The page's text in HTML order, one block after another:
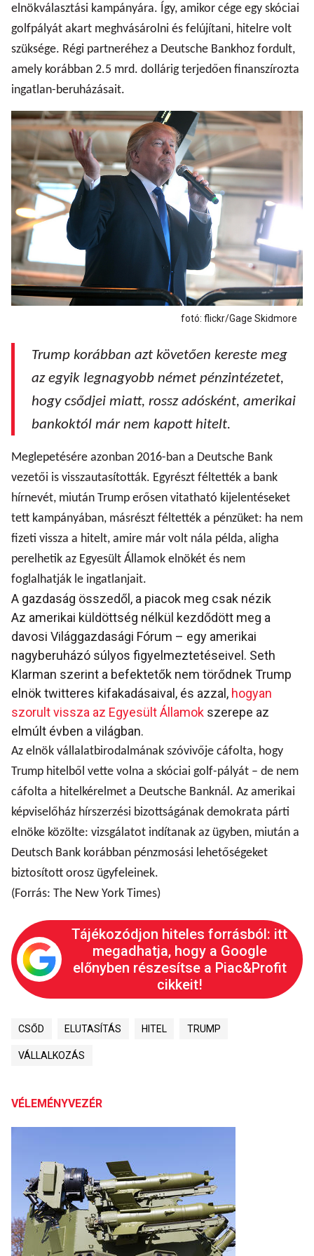
elnökválasztási kampányára. Így, amikor cége egy skóciai
golfpályát akart meghvásárolni és felújítani, hitelre volt
szüksége. Régi partneréhez a Deutsche Bankhoz fordult,
amely korábban 2.5 mrd. dollárig terjedően finanszírozta
ingatlan-beruházásait.
fotó: flickr/Gage Skidmore
Trump korábban azt követően kereste meg
az egyik legnagyobb német pénzintézetet,
hogy csődjei miatt, rossz adósként, amerikai
bankoktól már nem kapott hitelt.
Meglepetésére azonban 2016-ban a Deutsche Bank
vezetői is visszautasították. Egyrészt féltették a bank
hírnevét, miután Trump erősen vitatható kijelentéseket
tett kampányában, másrészt féltették a pénzüket: ha nem
fizeti vissza a hitelt, amire már volt nála példa, aligha
perelhetik az Egyesült Államok elnökét és nem
foglalhatják le ingatlanjait.
A gazdaság összedől, a piacok meg csak nézik
Az amerikai küldöttség nélkül kezdődött meg a
davosi Világgazdasági Fórum – egy amerikai
nagyberuházó súlyos figyelmeztetéseivel. Seth
Klarman szerint a befektetők nem törődnek Trump
elnök twitteres kifakadásaival, és azzal, hogyan
szorult vissza az Egyesült Államok szerepe az
elmúlt évben a világban.
Az elnök vállalatbirodalmának szóvivője cáfolta, hogy
Trump hitelből vette volna a skóciai golf-pályát – de nem
cáfolta a hitelkérelmet a Deutsche Banknál. Az amerikai
képviselőház hírszerzési bizottságának demokrata párti
elnöke közölte: vizsgálatot indítanak az ügyben, miután a
Deutsch Bank korábban pénzmosási lehetőségeket
biztosított orosz ügyfeleinek.
(Forrás: The New York Times)
Tájékozódjon hiteles forrásból: itt
megadhatja, hogy a Google
előnyben részesítse a Piac&Profit
cikkeit!
CSŐD ELUTASÍTÁS HITEL TRUMP
VÁLLALKOZÁS
VÉLEMÉNYVEZÉR